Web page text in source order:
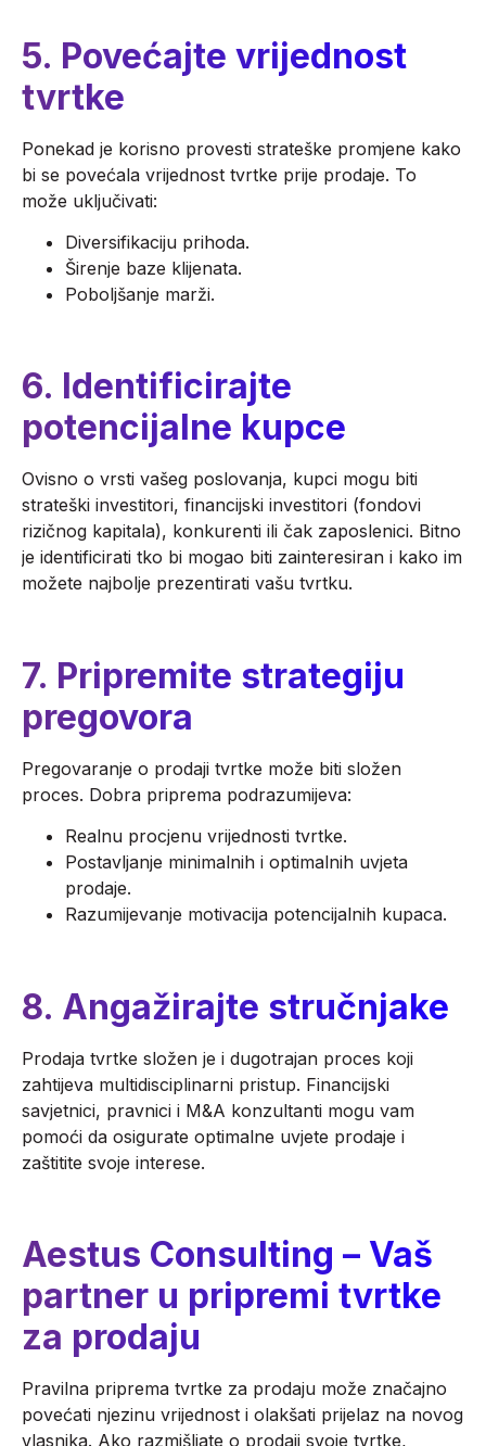
5. Povećajte vrijednost
tvrtke
Ponekad je korisno provesti strateške promjene kako
bi se povećala vrijednost tvrtke prije prodaje. To
može uključivati:
Diversifikaciju prihoda.
Širenje baze klijenata.
Poboljšanje marži.
6. Identificirajte
potencijalne kupce
Ovisno o vrsti vašeg poslovanja, kupci mogu biti
strateški investitori, financijski investitori (fondovi
rizičnog kapitala), konkurenti ili čak zaposlenici. Bitno
je identificirati tko bi mogao biti zainteresiran i kako im
možete najbolje prezentirati vašu tvrtku.
7. Pripremite strategiju
pregovora
Pregovaranje o prodaji tvrtke može biti složen
proces. Dobra priprema podrazumijeva:
Realnu procjenu vrijednosti tvrtke.
Postavljanje minimalnih i optimalnih uvjeta
prodaje.
Razumijevanje motivacija potencijalnih kupaca.
8. Angažirajte stručnjake
Prodaja tvrtke složen je i dugotrajan proces koji
zahtijeva multidisciplinarni pristup. Financijski
savjetnici, pravnici i M&A konzultanti mogu vam
pomoći da osigurate optimalne uvjete prodaje i
zaštitite svoje interese.
Aestus Consulting – Vaš
partner u pripremi tvrtke
za prodaju
Pravilna priprema tvrtke za prodaju može značajno
povećati njezinu vrijednost i olakšati prijelaz na novog
vlasnika. Ako razmišljate o prodaji svoje tvrtke,